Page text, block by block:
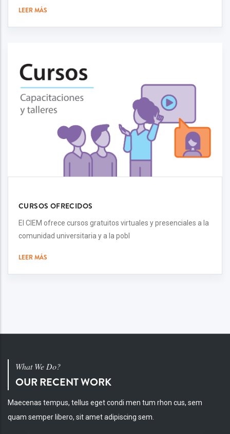
LEER MÁS
CURSOS OFRECIDOS
El CIEM ofrece cursos gratuitos virtuales y presenciales a la
comunidad universitaria y a la pobl
LEER MÁS
What We Do?
OUR RECENT WORK
Maecenas tempus, tellus eget condi men tum rhon cus, sem
quam semper libero, sit amet adipiscing sem.